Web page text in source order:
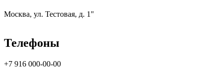
Москва, ул. Тестовая, д. 1"
Телефоны
+7 916 000-00-00